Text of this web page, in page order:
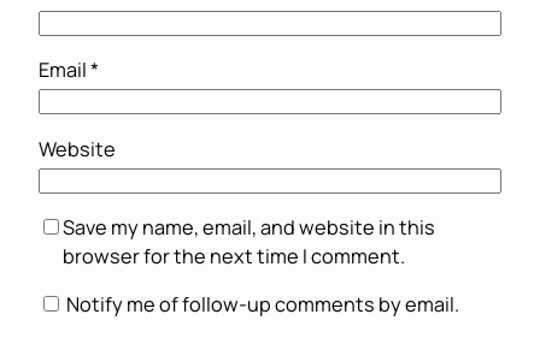
Email*
Website
Save my name, email, and website in this
browser for the next time I comment.
Notify me of follow-up comments by email.